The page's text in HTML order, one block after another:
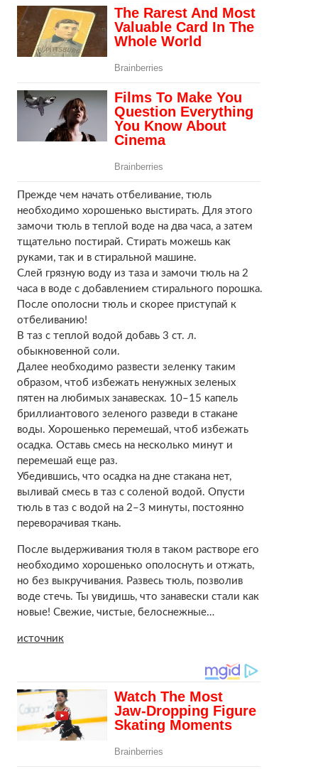
Прежде чем начать отбеливание, тюль
необходимо хорошенько выстирать. Для этого
замочи тюль в теплой воде на два часа, а затем
тщательно постирай. Стирать можешь как
руками, так и в стиральной машине.
Слей грязную воду из таза и замочи тюль на 2
часа в воде с добавлением стирального порошка.
После ополосни тюль и скорее приступай к
отбеливанию!
В таз с теплой водой добавь 3 ст. л.
обыкновенной соли.
Далее необходимо развести зеленку таким
образом, чтоб избежать ненужных зеленых
пятен на любимых занавесках. 10–15 капель
бриллиантового зеленого разведи в стакане
воды. Хорошенько перемешай, чтоб избежать
осадка. Оставь смесь на несколько минут и
перемешай еще раз.
Убедившись, что осадка на дне стакана нет,
выливай смесь в таз с соленой водой. Опусти
тюль в таз с водой на 2–3 минуты, постоянно
переворачивая ткань.
После выдерживания тюля в таком растворе его
необходимо хорошенько ополоснуть и отжать,
но без выкручивания. Развесь тюль, позволив
воде стечь. Ты увидишь, что занавески стали как
новые! Свежие, чистые, белоснежные…
источник